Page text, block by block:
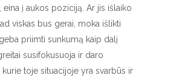
eina į aukos poziciją. Ar jis išlaiko
viskas bus gerai, moka išlikti
priimti sunkumą kaip dalį
susifokusuoja ir daro
kurie toje situacijoje yra svarbūs ir